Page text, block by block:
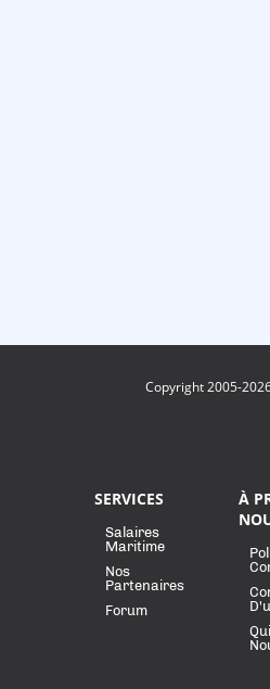
Copyright 2005-
SERVICES
Salaires
Maritime
Nos
Partenaires
Forum
À